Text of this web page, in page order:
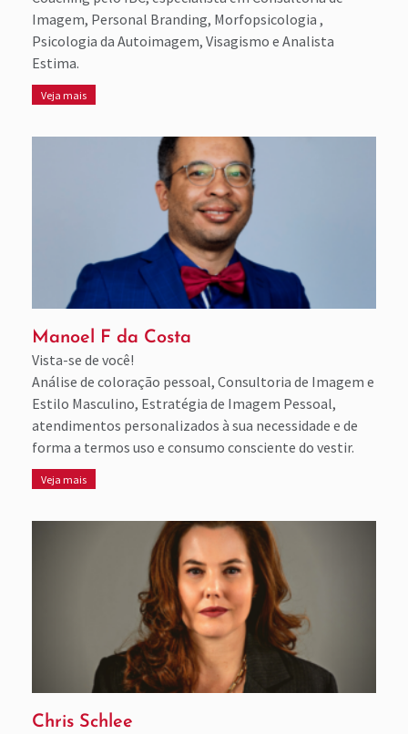
Imagem, Personal Branding, Morfopsicologia ,
Psicologia da Autoimagem, Visagismo e Analista
Estima.
Veja mais
Manoel F da Costa
Vista-se de você!
Análise de coloração pessoal, Consultoria de Imagem e
Estilo Masculino, Estratégia de Imagem Pessoal,
atendimentos personalizados à sua necessidade e de
forma a termos uso e consumo consciente do vestir.
Veja mais
Chris Schlee